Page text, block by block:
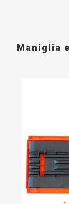
Maniglia